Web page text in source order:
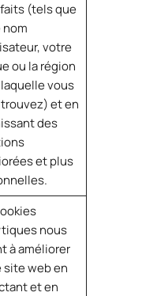
(tels que
votre
ou la région
vous
et en
des
et plus
nous
à améliorer
site web en
et en